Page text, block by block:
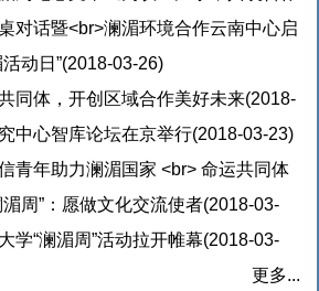
对话暨<br>澜湄环境合作云南中心启
03-26)
动日”(2018-03-26)
同体，开创区域合作美好未来(2018-
中心智库论坛在京举行(2018-03-23)
青年助力澜湄国家 <br> 命运共同体
周”：愿做文化交流使者(2018-03-
学“澜湄周”活动拉开帷幕(2018-03-
更多...